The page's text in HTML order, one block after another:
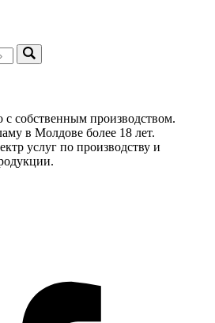
собственным производством.
в Молдове более 18 лет.
услуг по производству и